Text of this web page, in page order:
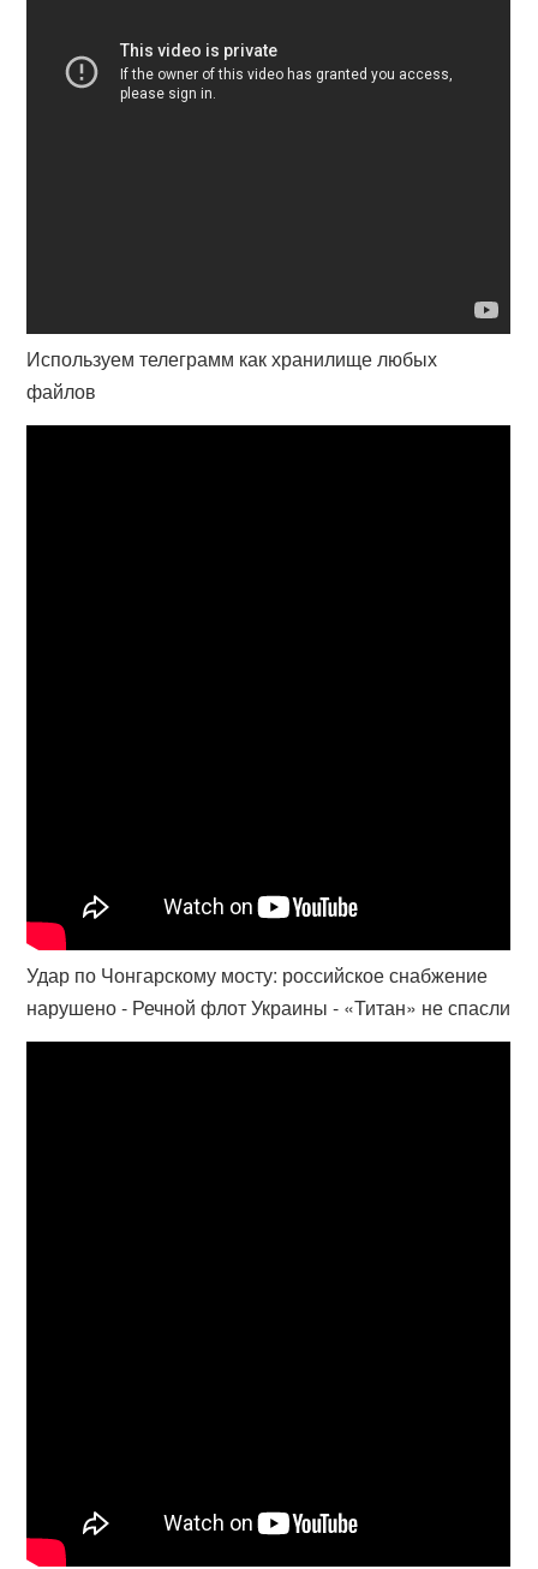
Используем телеграмм как хранилище любых
файлов
Удар по Чонгарскому мосту: российское снабжение
нарушено - Речной флот Украины - «Титан» не спасли